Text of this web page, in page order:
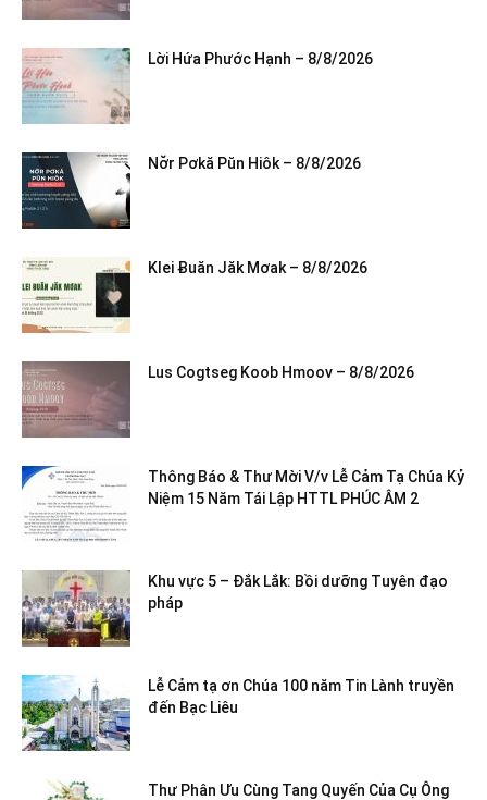
Lời Hứa Phước Hạnh – 8/8/2026
Nơ̆r Pơkă Pŭn Hiôk – 8/8/2026
Klei Ƀuăn Jăk Mơak – 8/8/2026
Lus Cogtseg Koob Hmoov – 8/8/2026
Thông Báo & Thư Mời V/v Lễ Cảm Tạ Chúa Kỷ
Niệm 15 Năm Tái Lập HTTL PHÚC ÂM 2
Khu vực 5 – Đắk Lắk: Bồi dưỡng Tuyên đạo
pháp
Lễ Cảm tạ ơn Chúa 100 năm Tin Lành truyền
đến Bạc Liêu
Thư Phân Ưu Cùng Tang Quyến Của Cụ Ông